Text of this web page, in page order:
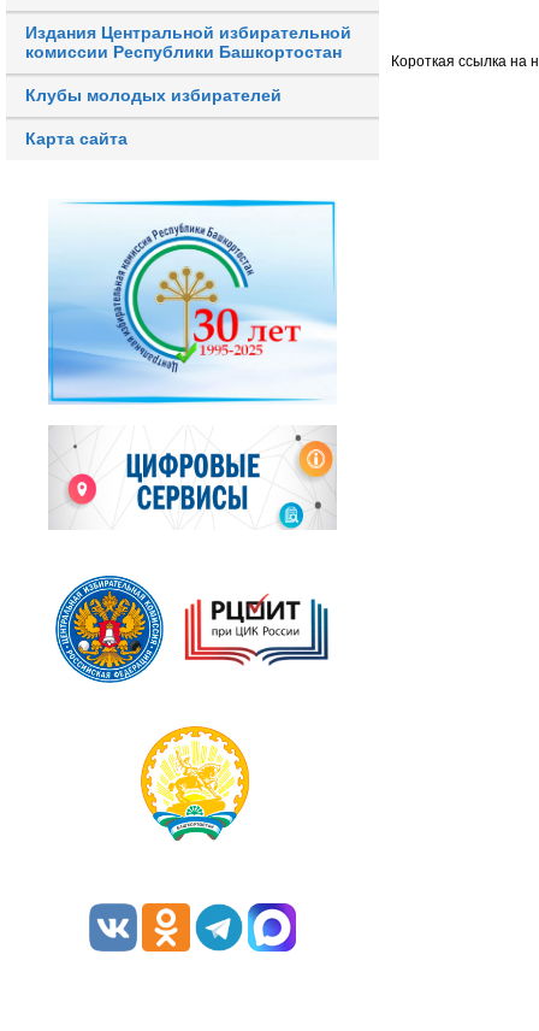
Издания Центральной избирательной
комиссии Республики Башкортостан
Клубы молодых избирателей
Карта сайта
Короткая ссылка на